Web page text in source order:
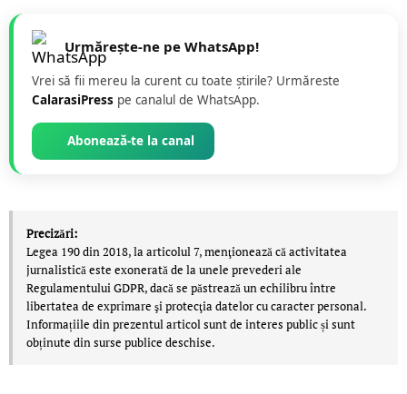
Urmărește-ne pe WhatsApp!
Vrei să fii mereu la curent cu toate știrile? Urmăreste
CalarasiPress pe canalul de WhatsApp.
Abonează-te la canal
Precizări:
Legea 190 din 2018, la articolul 7, menţionează că activitatea
jurnalistică este exonerată de la unele prevederi ale
Regulamentului GDPR, dacă se păstrează un echilibru între
libertatea de exprimare şi protecţia datelor cu caracter personal.
Informațiile din prezentul articol sunt de interes public și sunt
obținute din surse publice deschise.